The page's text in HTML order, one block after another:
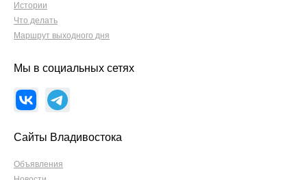
Истории
Что делать
Маршрут выходного дня
Мы в социальных сетях
Сайты Владивостока
Объявления